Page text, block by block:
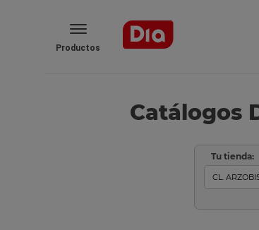
Productos
Catálogos
Tu tienda: